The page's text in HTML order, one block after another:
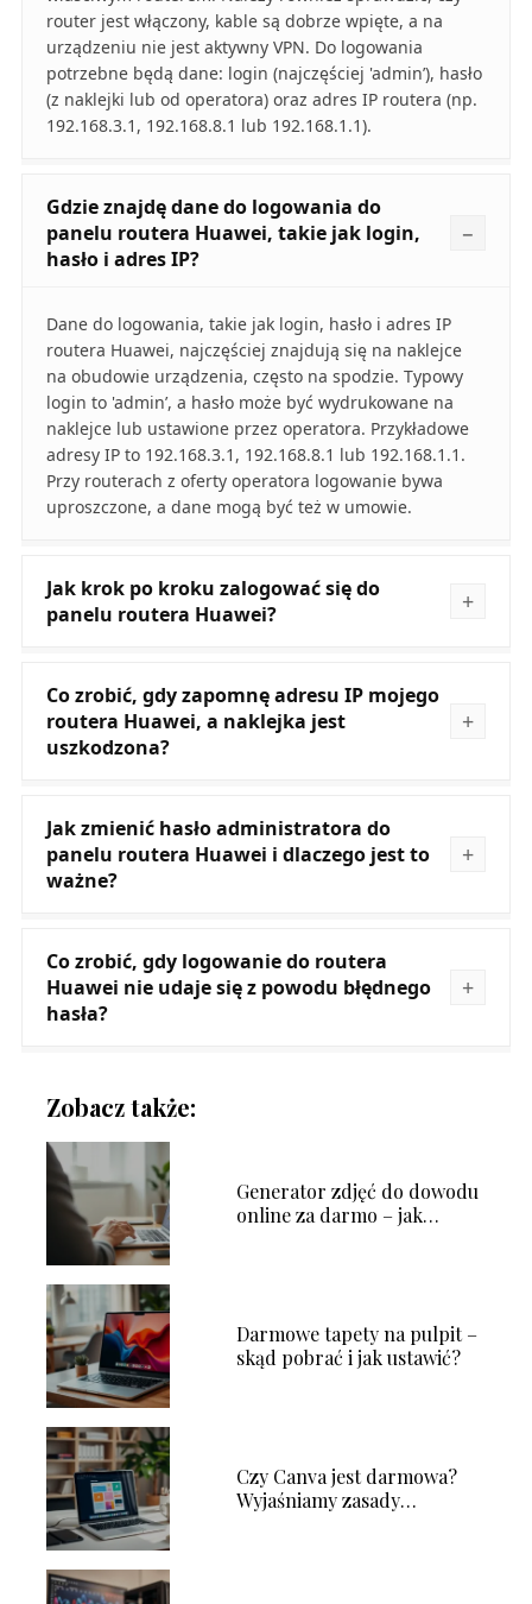
router jest włączony, kable są dobrze wpięte, a na
urządzeniu nie jest aktywny VPN. Do logowania
potrzebne będą dane: login (najczęściej 'admin’), hasło
(z naklejki lub od operatora) oraz adres IP routera (np.
192.168.3.1, 192.168.8.1 lub 192.168.1.1).
Gdzie znajdę dane do logowania do
panelu routera Huawei, takie jak login,
hasło i adres IP?
Dane do logowania, takie jak login, hasło i adres IP
routera Huawei, najczęściej znajdują się na naklejce
na obudowie urządzenia, często na spodzie. Typowy
login to 'admin’, a hasło może być wydrukowane na
naklejce lub ustawione przez operatora. Przykładowe
adresy IP to 192.168.3.1, 192.168.8.1 lub 192.168.1.1.
Przy routerach z oferty operatora logowanie bywa
uproszczone, a dane mogą być też w umowie.
Jak krok po kroku zalogować się do
panelu routera Huawei?
Co zrobić, gdy zapomnę adresu IP mojego
routera Huawei, a naklejka jest
uszkodzona?
Jak zmienić hasło administratora do
panelu routera Huawei i dlaczego jest to
ważne?
Co zrobić, gdy logowanie do routera
Huawei nie udaje się z powodu błędnego
hasła?
Zobacz także:
Generator zdjęć do dowodu
online za darmo – jak
Darmowe tapety na pulpit –
skąd pobrać i jak ustawić?
Czy Canva jest darmowa?
Wyjaśniamy zasady